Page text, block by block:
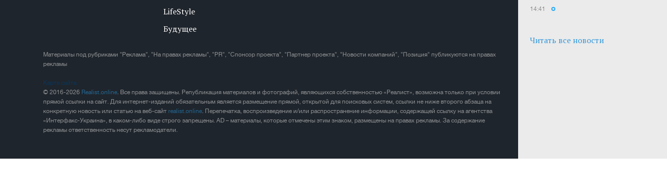
14:41
Читать все новости
LifeStyle
Будущее
Материалы под рубриками "Реклама", "На правах рекламы", "PR", "Спонсор проекта", "Партнер проекта", "Новости компаний", "Позиция" публикуются на правах
рекламы
Карта сайта
© 2016-2026 Realist.online. Все права защищены. Републикация материалов и фотографий, являющихся собственностью «Реалист», возможна только при условии
прямой ссылки на сайт. Для интернет-изданий обязательным является размещение прямой, открытой для поисковых систем, ссылки не ниже второго абзаца на
конкретную новость или статью на веб-сайтrealist.online. Перепечатка, воспроизведение и/или распространение информации, содержащей ссылку на агентства
«Интерфакс-Украина», в каком-либо виде строго запрещены. AD – материалы, которые отмечены этим знаком, размещены на правах рекламы. За содержание
рекламы ответственность несут рекламодатели.